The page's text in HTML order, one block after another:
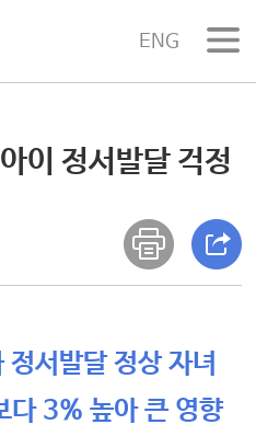
ENG
이 정서발달 걱정
서발달 정상 자녀
다 3% 높아 큰 영향